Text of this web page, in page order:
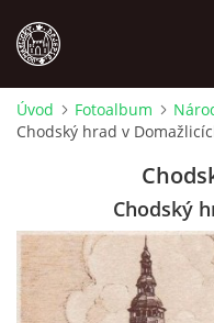
MÍSTOPIS
OSOBNOSTI
Úvod Fotoalbum
Chodský hrad v
Chodský